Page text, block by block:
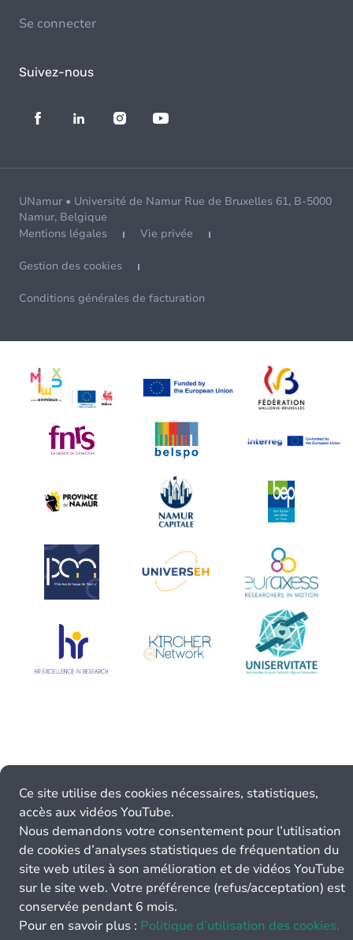
Se connecter
Suivez-nous
UNamur • Université de Namur Rue de Bruxelles 61, B-5000
Namur, Belgique
Mentions légales
Vie privée
Gestion des cookies
Conditions générales de facturation
Ce site utilise des cookies nécessaires, statistiques,
accès aux vidéos YouTube.
Nous demandons votre consentement pour l’utilisation
de cookies d’analyses statistiques de fréquentation du
site web utiles à son amélioration et de vidéos YouTube
sur le site web. Votre préférence (refus/acceptation) est
conservée pendant 6 mois.
Pour en savoir plus : Politique d’utilisation des cookies.